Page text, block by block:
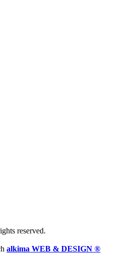
reserved.
alkima WEB & DESIGN ®